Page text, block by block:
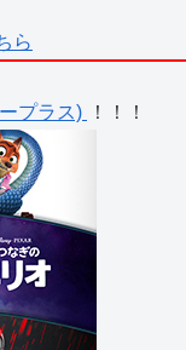
ら
プラス) ！！！